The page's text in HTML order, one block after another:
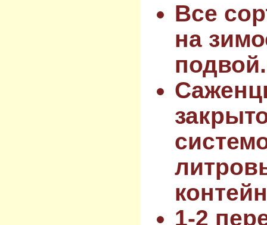
Все
на
подвой.
1-2